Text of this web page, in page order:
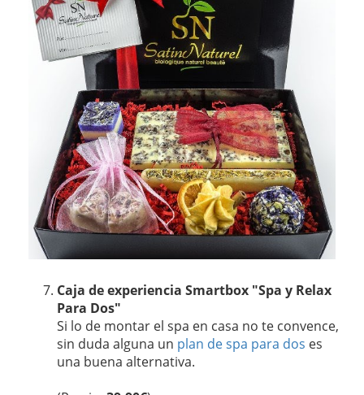
Caja de experiencia Smartbox "Spa y Relax
Para Dos"
Si lo de montar el spa en casa no te convence,
sin duda alguna un plan de spa para dos es
una buena alternativa.